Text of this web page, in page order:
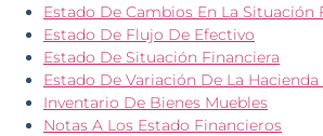
Estado De Cambios En La Situación
Estado De Flujo De Efectivo
Estado De Situación Financiera
Estado De Variación De La
Inventario De Bienes Muebles
Notas A Los Estado Financieros